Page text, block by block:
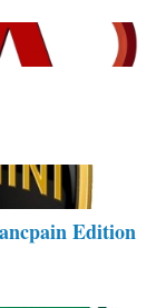
Edition